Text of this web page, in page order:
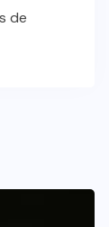
de